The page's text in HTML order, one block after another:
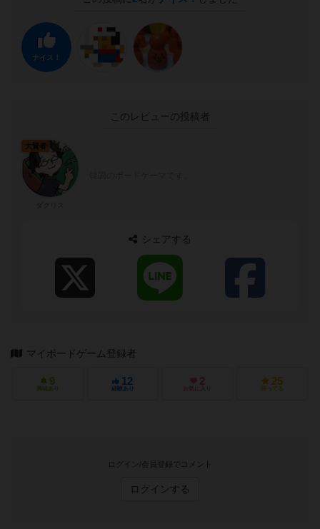
ナイス！
このレビューの投稿者
大賢者
シェアする
マイボードゲーム登録者
9
興味あり
12
経験あり
2
お気に入り
25
持ってる
ログイン/会員登録でコメント
ログインする